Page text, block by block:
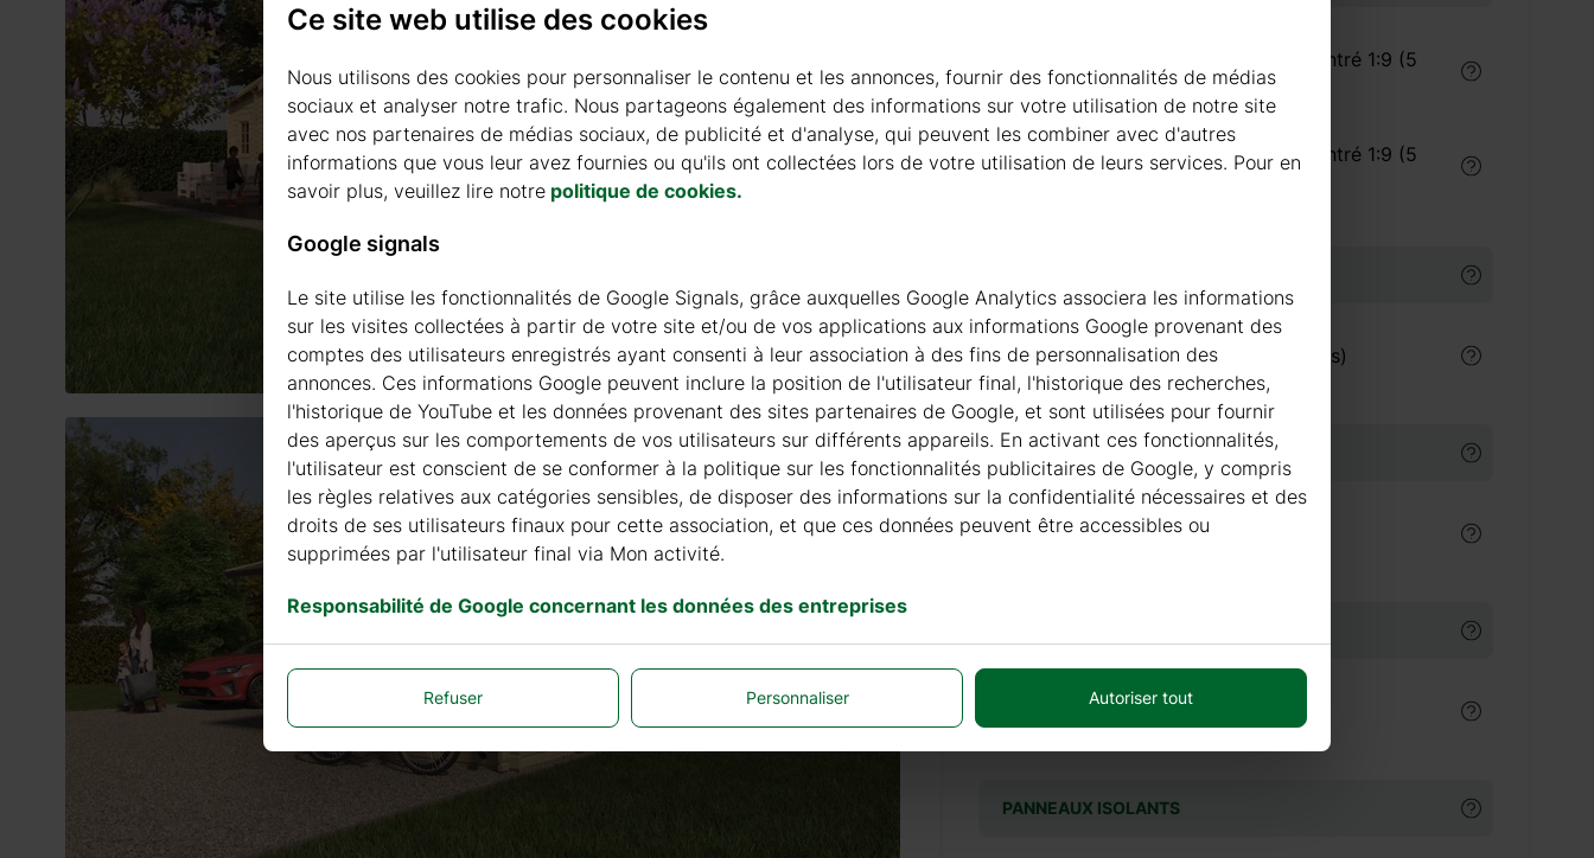
Traitement du bois concentré 1:9 (5
litres) intérieur
+ 69 €
Traitement du bois concentré 1:9 (5
litres) extérieur
+ 155 € Peinture Villa Akva (9 litres)
TUILES BITUMINEUSES
+ 210 € Tuiles bitumineuses
Couverture en tuile acier
PANNEAUX ISOLANTS
Ce site web utilise des cookies
Nous utilisons des cookies pour personnaliser le contenu et les annonces, fournir des fonctionnalités de médias
sociaux et analyser notre trafic. Nous partageons également des informations sur votre utilisation de notre site
avec nos partenaires de médias sociaux, de publicité et d'analyse, qui peuvent les combiner avec d'autres
informations que vous leur avez fournies ou qu'ils ont collectées lors de votre utilisation de leurs services. Pour en
savoir plus, veuillez lire notre politique de cookies.
Google signals
Le site utilise les fonctionnalités de Google Signals, grâce auxquelles Google Analytics associera les informations
sur les visites collectées à partir de votre site et/ou de vos applications aux informations Google provenant des
comptes des utilisateurs enregistrés ayant consenti à leur association à des fins de personnalisation des
annonces. Ces informations Google peuvent inclure la position de l'utilisateur final, l'historique des recherches,
l'historique de YouTube et les données provenant des sites partenaires de Google, et sont utilisées pour fournir
des aperçus sur les comportements de vos utilisateurs sur différents appareils. En activant ces fonctionnalités,
l'utilisateur est conscient de se conformer à la politique sur les fonctionnalités publicitaires de Google, y compris
les règles relatives aux catégories sensibles, de disposer des informations sur la confidentialité nécessaires et des
droits de ses utilisateurs finaux pour cette association, et que ces données peuvent être accessibles ou
supprimées par l'utilisateur final via Mon activité.
Responsabilité de Google concernant les données des entreprises
Refuser Personnaliser Autoriser tout